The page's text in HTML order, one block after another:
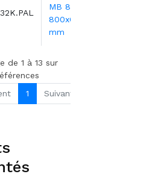
MB 8632K -
800x600x420
mm
de 1 à 13 sur
1 Suivant